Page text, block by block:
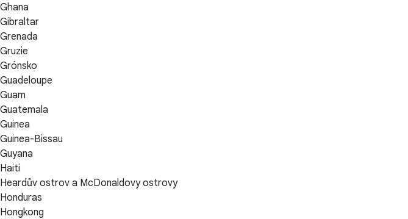
Ghana
Gibraltar
Grenada
Gruzie
Grónsko
Guadeloupe
Guam
Guatemala
Guinea
Guinea-Bissau
Guyana
Haiti
Heardův ostrov a McDonaldovy ostrovy
Honduras
Hongkong